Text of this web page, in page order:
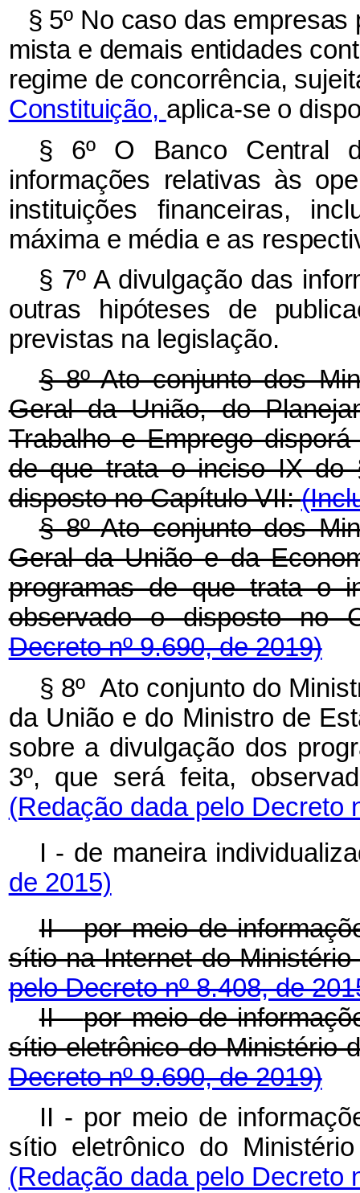
§ 5º No caso das
mista e demais entidades
regime de concorrência,
Constituição, aplica-se o
§ 6º O Banco Central
informações relativas às
instituições financeiras,
máxima e média e as
§ 7º A divulgação das
outras hipóteses de
previstas na legislação.
§ 8º Ato conjunto dos
Geral da União, do
Trabalho e Emprego
de que trata o inciso IX do
disposto no Capítulo VII:
§ 8ºAto conjunto dos
Geral da União e da
programas de que trata o
observado o disposto no
Decreto nº 9.690, de 2019)
§ 8º Ato conjunto do
da União e do Ministro de
sobre a divulgação dos
3º, que será feita,
(Redação dada pelo Decreto
I - de maneira
de 2015)
II - por meio de
sítio na Internet do
pelo Decreto nº 8.408, de
II -por meio de
sítio eletrônico do Ministério
Decreto nº 9.690, de 2019)
II - por meio de
sítio eletrônico do
(Redação dada pelo Decreto